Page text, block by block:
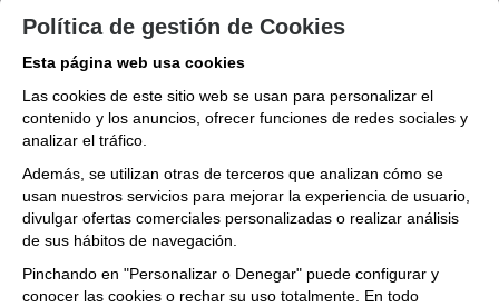
producto.
Política de gestión de Cookies
Esta página web usa cookies
Las cookies de este sitio web se usan para personalizar el
contenido y los anuncios, ofrecer funciones de redes sociales y
analizar el tráfico.
Además, se utilizan otras de terceros que analizan cómo se
usan nuestros servicios para mejorar la experiencia de usuario,
divulgar ofertas comerciales personalizadas o realizar análisis
de sus hábitos de navegación.
Pinchando en "Personalizar o Denegar" puede configurar y
conocer las cookies o rechar su uso totalmente. En todo